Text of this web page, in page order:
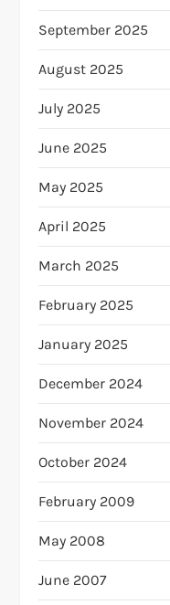
September 2025
August 2025
July 2025
June 2025
May 2025
April 2025
March 2025
February 2025
January 2025
December 2024
November 2024
October 2024
February 2009
May 2008
June 2007